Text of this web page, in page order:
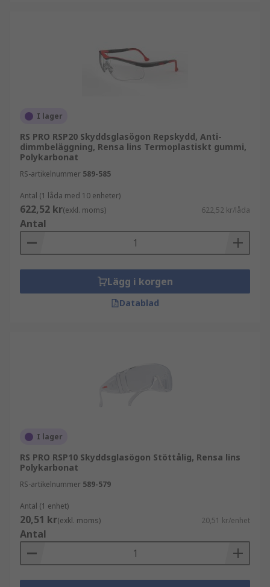
identifieras normalt med en märkning på
andra luftburna föroreningar.
anges på glasögonbågen.
I lager
RS PRO RSP20 Skyddsglasögon Repskydd, Anti-
dimmbeläggning, Rensa lins Termoplastiskt gummi,
Polykarbonat
RS-artikelnummer 589-585
Antal (1 låda med 10 enheter)
622,52 kr(exkl. moms) 622,52 kr/låda
Antal
Lägg i korgen
Datablad
I lager
RS PRO RSP10 Skyddsglasögon Stöttålig, Rensa lins
Polykarbonat
RS-artikelnummer 589-579
Antal (1 enhet)
20,51 kr(exkl. moms) 20,51 kr/enhet
Antal